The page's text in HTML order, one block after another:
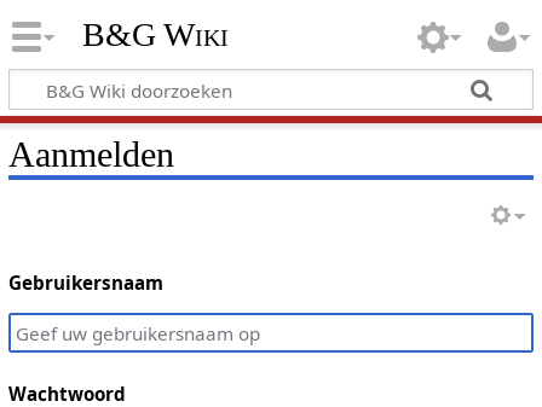
B&G Wiki
Aanmelden
Gebruikersnaam
Wachtwoord